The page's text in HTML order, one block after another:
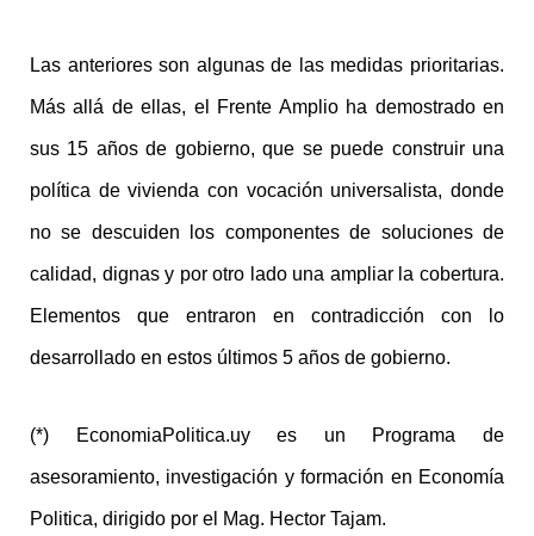
Las anteriores son algunas de las medidas prioritarias.
Más allá de ellas, el Frente Amplio ha demostrado en
sus 15 años de gobierno, que se puede construir una
política de vivienda con vocación universalista, donde
no se descuiden los componentes de soluciones de
calidad, dignas y por otro lado una ampliar la cobertura.
Elementos que entraron en contradicción con lo
desarrollado en estos últimos 5 años de gobierno.
(*) EconomiaPolitica.uy es un Programa de
asesoramiento, investigación y formación en Economía
Politica, dirigido por el Mag. Hector Tajam.